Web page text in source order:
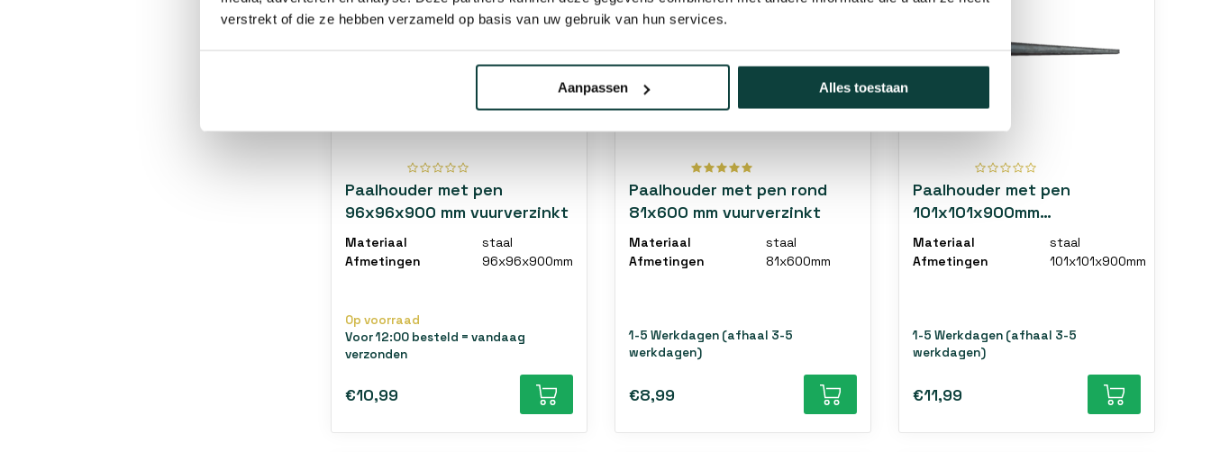
verstrekt of die ze hebben verzameld op basis van uw gebruik van hun services.
Aanpassen Alles toestaan
Paalhouder met pen
96x96x900 mm vuurverzinkt
Materiaal
staal
Afmetingen
96x96x900mm
Op voorraad
Voor 12:00 besteld = vandaag
verzonden
€10,99
Paalhouder met pen rond
81x600 mm vuurverzinkt
Materiaal
staal
Afmetingen
81x600mm
1-5 Werkdagen (afhaal 3-5
werkdagen)
€8,99
Paalhouder met pen
101x101x900mm
Vuurverzinkt
Materiaal
staal
Afmetingen
101x101x900mm
1-5 Werkdagen (afhaal 3-5
werkdagen)
€11,99